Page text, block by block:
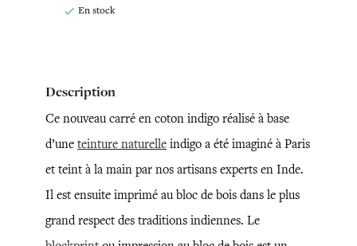
 En stock
Description
Ce nouveau carré en coton indigo réalisé à base
d’une teinture naturelle indigo a été imaginé à Paris
et teint à la main par nos artisans experts en Inde.
Il est ensuite imprimé au bloc de bois dans le plus
grand respect des traditions indiennes. Le